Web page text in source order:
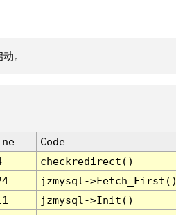
。
Code
checkredirect()
jzmysql-
jzmysql->Init()